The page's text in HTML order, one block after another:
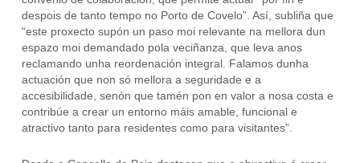
despois de tanto tempo no Porto de Covelo”. Así, subliña que
“este proxecto supón un paso moi relevante na mellora dun
espazo moi demandado pola veciñanza, que leva anos
reclamando unha reordenación integral. Falamos dunha
actuación que non só mellora a seguridade e a
accesibilidade, senón que tamén pon en valor a nosa costa e
contribúe a crear un entorno máis amable, funcional e
atractivo tanto para residentes como para visitantes”.